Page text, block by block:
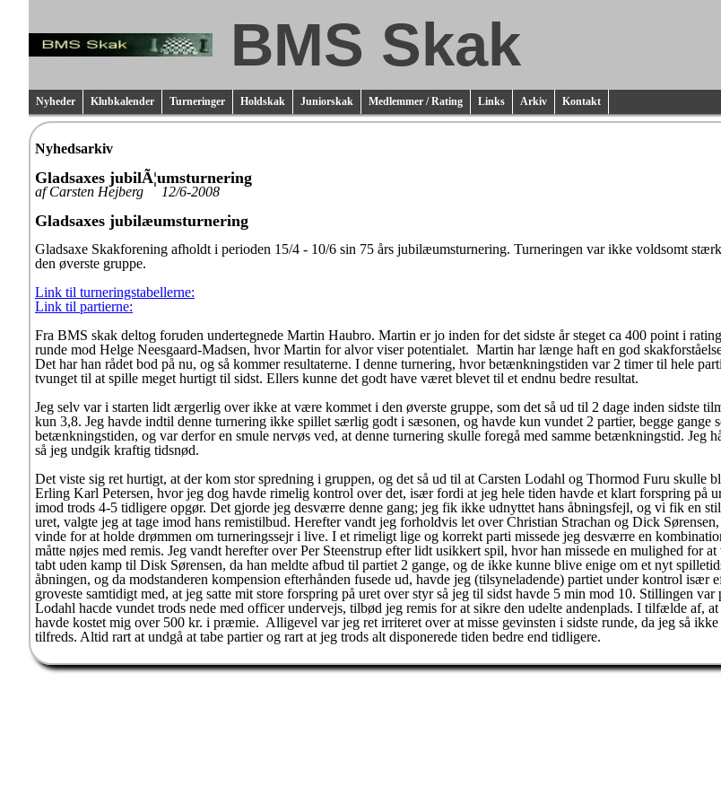
BMS Skak
Nyheder Klubkalender Turneringer Holdskak Juniorskak Medlemmer / Rating Links Arkiv Kontakt
Nyhedsarkiv
Gladsaxes jubilÃ¦umsturnering
af Carsten Hejberg 12/6-2008
Gladsaxes jubilæumsturnering
Gladsaxe Skakforening afholdt i perioden 15/4 - 10/6 sin 75 års jubilæumsturnering. Turneringen var ikke voldsomt
den øverste gruppe.
Link til turneringstabellerne:
Link til partierne:
Fra BMS skak deltog foruden undertegnede Martin Haubro. Martin er jo inden for det sidste år steget ca 400 point i
runde mod Helge Neesgaard-Madsen, hvor Martin for alvor viser potentialet. Martin har længe haft en god
Det har han rådet bod på nu, og så kommer resultaterne. I denne turnering, hvor betænkningstiden var 2 timer til hele
tvunget til at spille meget hurtigt til sidst. Ellers kunne det godt have været blevet til et endnu bedre resultat.
Jeg selv var i starten lidt ærgerlig over ikke at være kommet i den øverste gruppe, som det så ud til 2 dage inden sidste
kun 3,8. Jeg havde indtil denne turnering ikke spillet særlig godt i sæsonen, og havde kun vundet 2 partier, begge
betænkningstiden, og var derfor en smule nervøs ved, at denne turnering skulle foregå med samme betænkningstid. Jeg
så jeg undgik kraftig tidsnød.
Det viste sig ret hurtigt, at der kom stor spredning i gruppen, og det så ud til at Carsten Lodahl og Thormod Furu
Erling Karl Petersen, hvor jeg dog havde rimelig kontrol over det, især fordi at jeg hele tiden havde et klart forspring på
imod trods 4-5 tidligere opgør. Det gjorde jeg desværre denne gang; jeg fik ikke udnyttet hans åbningsfejl, og vi fik en
uret, valgte jeg at tage imod hans remistilbud. Herefter vandt jeg forholdvis let over Christian Strachan og Dick
vinde for at holde drømmen om turneringssejr i live. I et rimeligt lige og korrekt parti missede jeg desværre en
måtte nøjes med remis. Jeg vandt herefter over Per Steenstrup efter lidt usikkert spil, hvor han missede en mulighed for
tabt uden kamp til Disk Sørensen, da han meldte afbud til partiet 2 gange, og de ikke kunne blive enige om et nyt
åbningen, og da modstanderen kompension efterhånden fusede ud, havde jeg (tilsyneladende) partiet under kontrol især
groveste samtidigt med, at jeg satte mit store forspring på uret over styr så jeg til sidst havde 5 min mod 10. Stillingen
Lodahl hacde vundet trods nede med officer undervejs, tilbød jeg remis for at sikre den udelte andenplads. I tilfælde af,
havde kostet mig over 500 kr. i præmie. Alligevel var jeg ret irriteret over at misse gevinsten i sidste runde, da jeg så
tilfreds. Altid rart at undgå at tabe partier og rart at jeg trods alt disponerede tiden bedre end tidligere.